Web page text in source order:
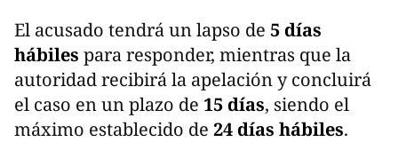
El acusado tendrá un lapso de 5 días
hábiles para responder, mientras que la
autoridad recibirá la apelación y concluirá
el caso en un plazo de 15 días, siendo el
máximo establecido de 24 días hábiles.